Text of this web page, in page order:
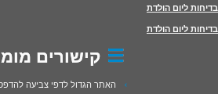
בדיחות ליום הולדת
בדיחות ליום הולדת
קישורים
האתר הגדול לדפי צביעה